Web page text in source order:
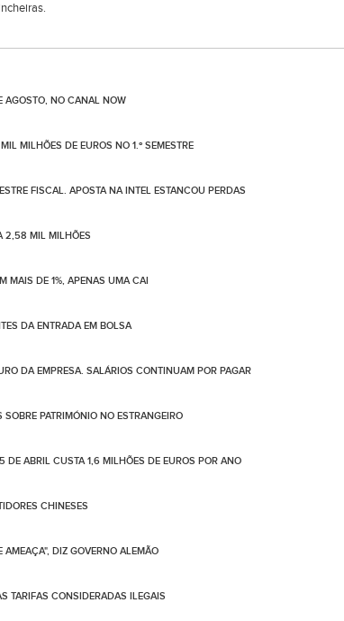
AGOSTO, NO CANAL NOW
MILHÕES DE EUROS NO 1.º SEMESTRE
FISCAL. APOSTA NA INTEL ESTANCOU PERDAS
2,58 MIL MILHÕES
MAIS DE 1%, APENAS UMA CAI
DA ENTRADA EM BOLSA
DA EMPRESA. SALÁRIOS CONTINUAM POR PAGAR
PATRIMÓNIO NO ESTRANGEIRO
ABRIL CUSTA 1,6 MILHÕES DE EUROS POR ANO
CHINESES
DIZ GOVERNO ALEMÃO
TARIFAS CONSIDERADAS ILEGAIS